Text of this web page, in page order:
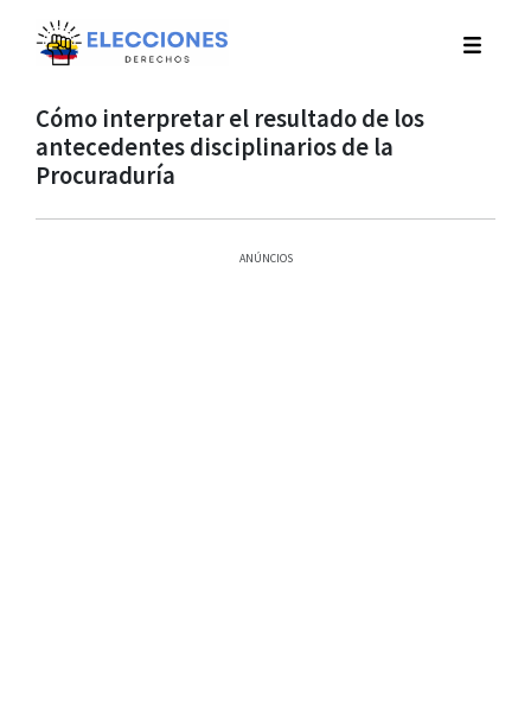
Cómo interpretar el resultado de los
antecedentes disciplinarios de la
Procuraduría
ANÚNCIOS